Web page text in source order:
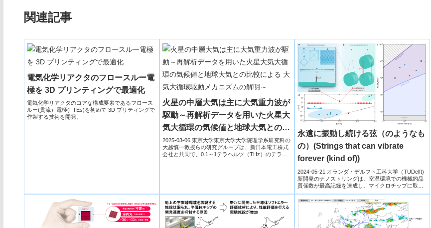
関連記事
電気化学リアクタのフロースルー電
極を 3D プリンティングで最適化
電気化学リアクタのコアな構成要素であるフロース
ルー(貫流）電極(FTEs)を初めて 3D プリティングで
作製する技術を開発。
火星の中層大気は主に大気重力波が
駆動～再解析データを用いた火星大
気大循環の気候値と地球大気との比
較による 大気大循環駆動メカニズ
ムの解明～
2025-03-06 東京大学​東京大学大学院理学系研究科の
大越慎一教授らの研究グループは、新日本電工株式
会社と共同で、0.1～1テラヘルツ（THz）のテラヘ
永遠に振動し続ける弦（のようなも
の）(Strings that can vibrate
forever (kind of))
2024-05-21 オランダ・デルフト工科大学（TUDelft)
新開発のナノストリングは、室温環境での機械的品
質係数が最高記録を達成し、マイクロチップに取り
付...